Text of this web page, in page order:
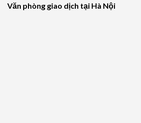
Văn phòng giao dịch tại Hà Nội